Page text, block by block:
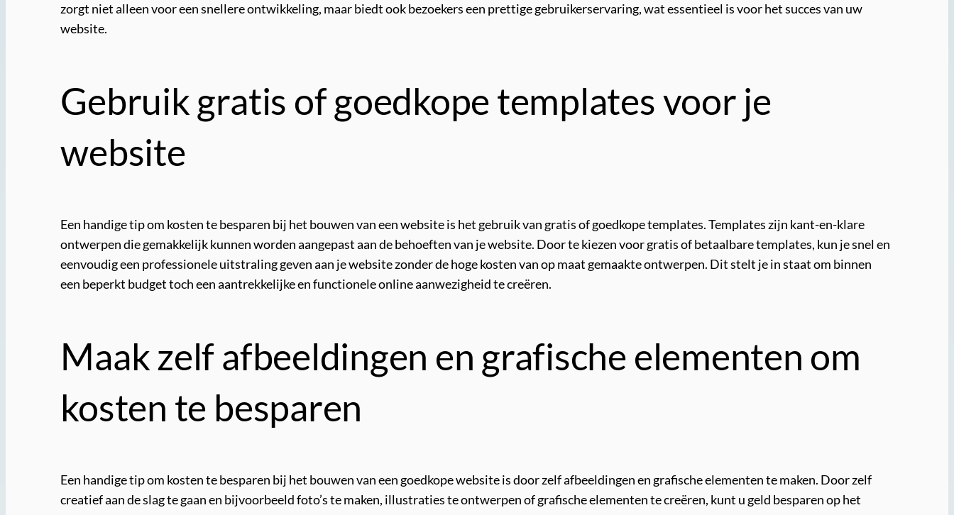
zorgt niet alleen voor een snellere ontwikkeling, maar biedt ook bezoekers een prettige gebruikerservaring, wat essentieel is voor het succes van uw
website.
Gebruik gratis of goedkope templates voor je
website
Een handige tip om kosten te besparen bij het bouwen van een website is het gebruik van gratis of goedkope templates. Templates zijn kant-en-klare
ontwerpen die gemakkelijk kunnen worden aangepast aan de behoeften van je website. Door te kiezen voor gratis of betaalbare templates, kun je snel en
eenvoudig een professionele uitstraling geven aan je website zonder de hoge kosten van op maat gemaakte ontwerpen. Dit stelt je in staat om binnen
een beperkt budget toch een aantrekkelijke en functionele online aanwezigheid te creëren.
Maak zelf afbeeldingen en grafische elementen om
kosten te besparen
Een handige tip om kosten te besparen bij het bouwen van een goedkope website is door zelf afbeeldingen en grafische elementen te maken. Door zelf
creatief aan de slag te gaan en bijvoorbeeld foto’s te maken, illustraties te ontwerpen of grafische elementen te creëren, kunt u geld besparen op het